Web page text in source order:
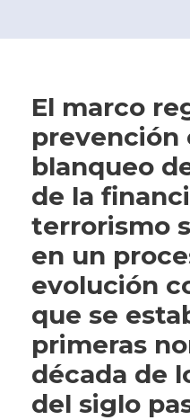
El marco
prevención
blanqueo
de la
terrorismo
en un
evolución
que se
primeras
década de
del siglo